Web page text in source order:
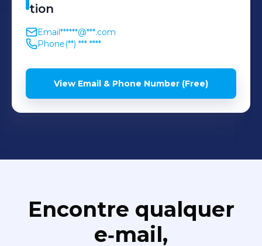
tion
Email******@***.com
Phone(**) *** ****
View Email & Phone Number (Free)
Encontre qualquer
e‑mail,